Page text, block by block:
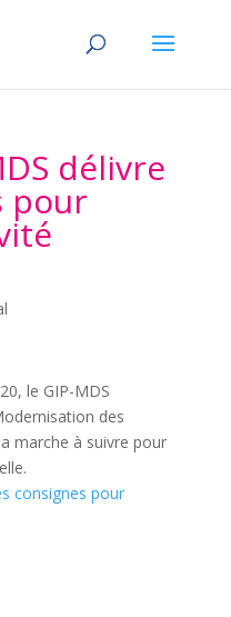
délivre
pour
le GIP-MDS
des
marche à suivre pour
consignes pour